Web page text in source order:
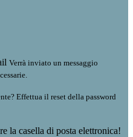
Verrà inviato un messaggio
Effettua il reset della password
la casella di posta elettronica!